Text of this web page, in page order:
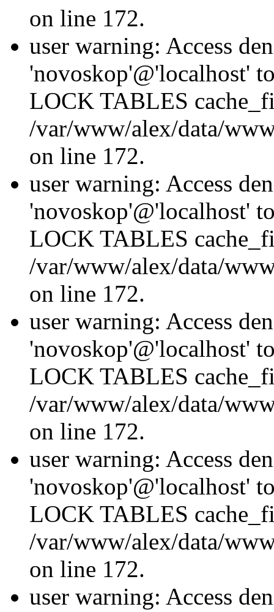
on line 172.
user warning: Access
'novoskop'@'localhost'
LOCK TABLES
/var/www/alex/data/
on line 172.
user warning: Access
'novoskop'@'localhost'
LOCK TABLES
/var/www/alex/data/
on line 172.
user warning: Access
'novoskop'@'localhost'
LOCK TABLES
/var/www/alex/data/
on line 172.
user warning: Access
'novoskop'@'localhost'
LOCK TABLES
/var/www/alex/data/
on line 172.
user warning: Access